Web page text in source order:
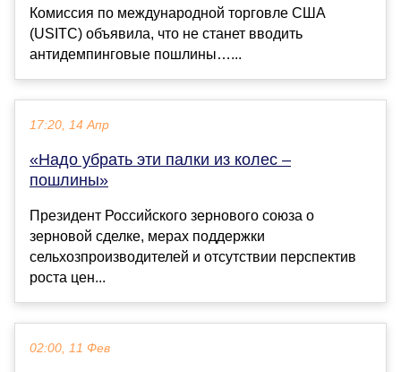
Комиссия по международной торговле США
(USITC) объявила, что не станет вводить
антидемпинговые пошлины…...
17:20, 14 Апр
«Надо убрать эти палки из колес –
пошлины»
Президент Российского зернового союза о
зерновой сделке, мерах поддержки
сельхозпроизводителей и отсутствии перспектив
роста цен...
02:00, 11 Фев